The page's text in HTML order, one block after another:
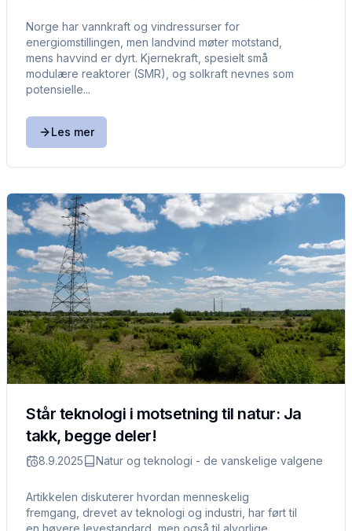
Norge har vannkraft og vindressurser for
energiomstillingen, men landvind møter motstand,
mens havvind er dyrt. Kjernekraft, spesielt små
modulære reaktorer (SMR), og solkraft nevnes som
potensielle...
Les mer
Står teknologi i motsetning til natur: Ja
takk, begge deler!
8.9.2025 Natur og teknologi - de vanskelige valgene
Artikkelen diskuterer hvordan menneskelig
fremgang, drevet av teknologi og industri, har ført til